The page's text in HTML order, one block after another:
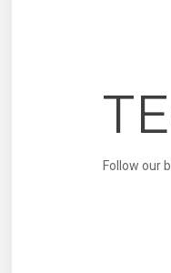
Follow our